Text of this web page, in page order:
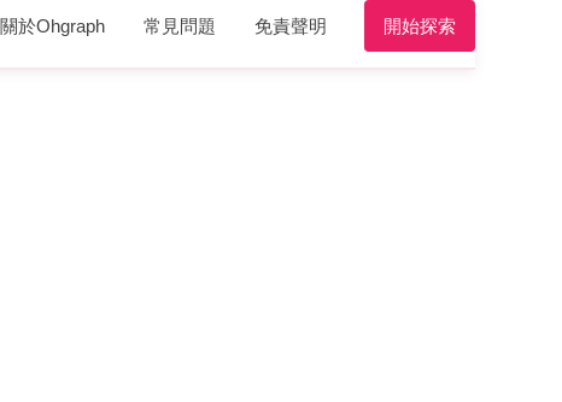
關於Ohgraph 常見問題 免責聲明 開始探索